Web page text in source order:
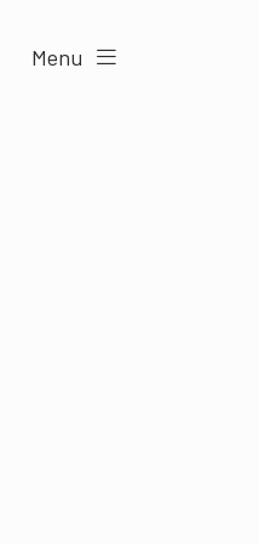
Menu